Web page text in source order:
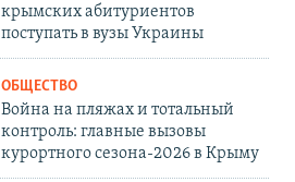
крымских абитуриентов
поступать в вузы Украины
ОБЩЕСТВО
Война на пляжах и тотальный
контроль: главные вызовы
курортного сезона-2026 в Крыму